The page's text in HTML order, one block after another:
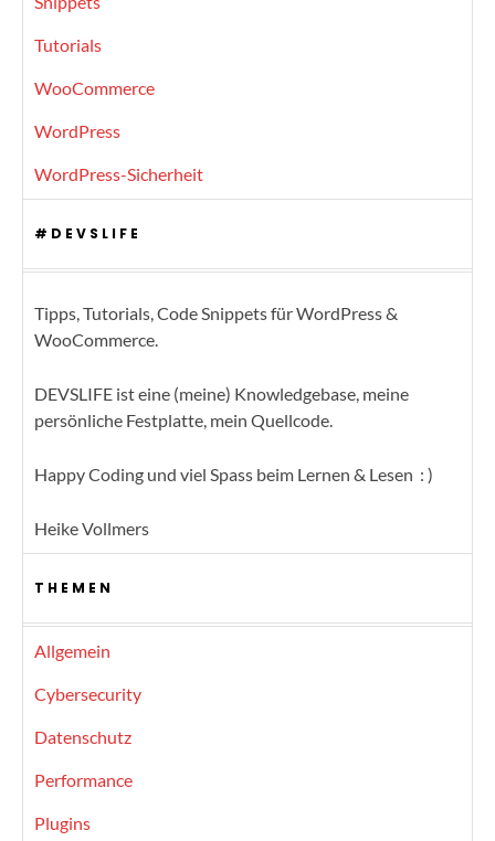
Tutorials
WooCommerce
WordPress
WordPress-Sicherheit
#DEVSLIFE
Tipps, Tutorials, Code Snippets für WordPress &
WooCommerce.
DEVSLIFE ist eine (meine) Knowledgebase, meine
persönliche Festplatte, mein Quellcode.
Happy Coding und viel Spass beim Lernen & Lesen : )
Heike Vollmers
THEMEN
Allgemein
Cybersecurity
Datenschutz
Performance
Plugins